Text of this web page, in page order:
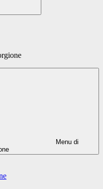
Menu di